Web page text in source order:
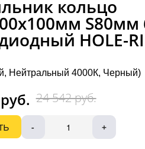
кольцо
S80мм
HOLE-
Нейтральный 4000К, Черный)
24 542 руб.
- +